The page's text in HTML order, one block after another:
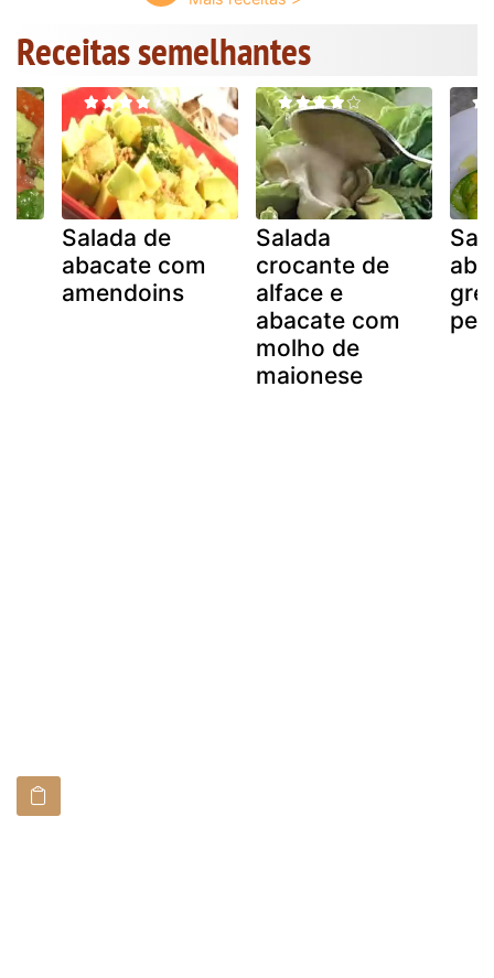
Receitas semelhantes
Salada de
abacate com
amendoins
Salada
crocante de
alface e
abacate com
molho de
maionese